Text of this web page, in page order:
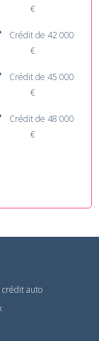
€
Crédit de 42 000
€
Crédit de 45 000
€
Crédit de 48 000
€
auto